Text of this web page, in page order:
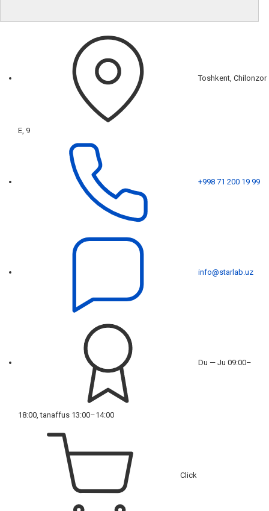
Toshkent, Chilonzor
E, 9
+998 71 200 19 99
info@starlab.uz
Du — Ju 09:00–
18:00, tanaffus 13:00–14:00
Click